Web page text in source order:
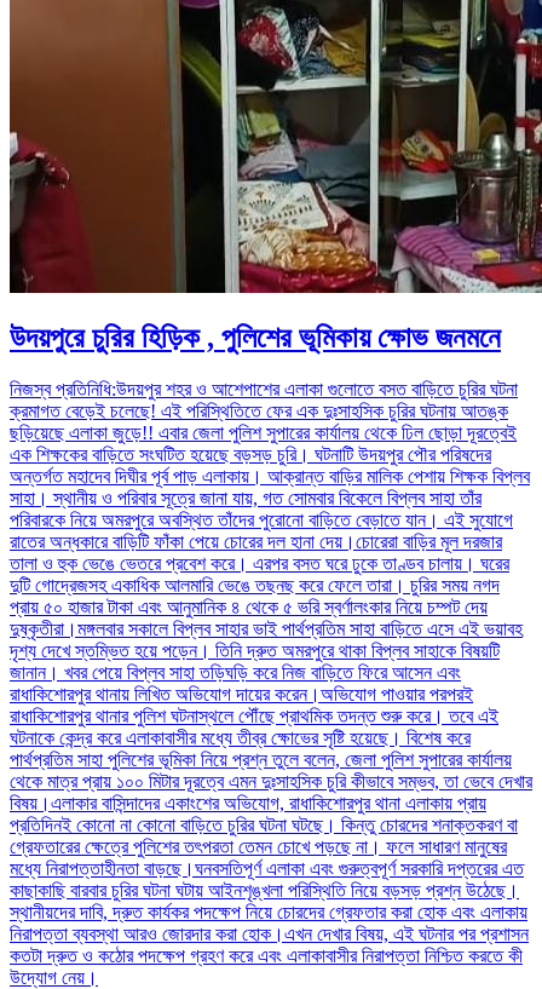
উদয়পুরে চুরির হিড়িক , পুলিশের ভূমিকায় ক্ষোভ জনমনে
নিজস্ব প্রতিনিধি:উদয়পুর শহর ও আশেপাশের এলাকা গুলোতে বসত বাড়িতে চুরির ঘটনা
ক্রমাগত বেড়েই চলেছে! এই পরিস্থিতিতে ফের এক দুঃসাহসিক চুরির ঘটনায় আতঙ্ক
ছড়িয়েছে এলাকা জুড়ে!! এবার জেলা পুলিশ সুপারের কার্যালয় থেকে ঢিল ছোড়া দূরত্বেই
এক শিক্ষকের বাড়িতে সংঘটিত হয়েছে বড়সড় চুরি। ঘটনাটি উদয়পুর পৌর পরিষদের
অন্তর্গত মহাদেব দিঘীর পূর্ব পাড় এলাকায়। আক্রান্ত বাড়ির মালিক পেশায় শিক্ষক বিপ্লব
সাহা। স্থানীয় ও পরিবার সূত্রে জানা যায়, গত সোমবার বিকেলে বিপ্লব সাহা তাঁর
পরিবারকে নিয়ে অমরপুরে অবস্থিত তাঁদের পুরোনো বাড়িতে বেড়াতে যান। এই সুযোগে
রাতের অন্ধকারে বাড়িটি ফাঁকা পেয়ে চোরের দল হানা দেয়।চোরেরা বাড়ির মূল দরজার
তালা ও হুক ভেঙে ভেতরে প্রবেশ করে। এরপর বসত ঘরে ঢুকে তাণ্ডব চালায়। ঘরের
দুটি গোদ্রেজসহ একাধিক আলমারি ভেঙে তছনছ করে ফেলে তারা। চুরির সময় নগদ
প্রায় ৫০ হাজার টাকা এবং আনুমানিক ৪ থেকে ৫ ভরি স্বর্ণালংকার নিয়ে চম্পট দেয়
দুষ্কৃতীরা।মঙ্গলবার সকালে বিপ্লব সাহার ভাই পার্থপ্রতিম সাহা বাড়িতে এসে এই ভয়াবহ
দৃশ্য দেখে স্তম্ভিত হয়ে পড়েন। তিনি দ্রুত অমরপুরে থাকা বিপ্লব সাহাকে বিষয়টি
জানান। খবর পেয়ে বিপ্লব সাহা তড়িঘড়ি করে নিজ বাড়িতে ফিরে আসেন এবং
রাধাকিশোরপুর থানায় লিখিত অভিযোগ দায়ের করেন।অভিযোগ পাওয়ার পরপরই
রাধাকিশোরপুর থানার পুলিশ ঘটনাস্থলে পৌঁছে প্রাথমিক তদন্ত শুরু করে। তবে এই
ঘটনাকে কেন্দ্র করে এলাকাবাসীর মধ্যে তীব্র ক্ষোভের সৃষ্টি হয়েছে। বিশেষ করে
পার্থপ্রতিম সাহা পুলিশের ভূমিকা নিয়ে প্রশ্ন তুলে বলেন, জেলা পুলিশ সুপারের কার্যালয়
থেকে মাত্র প্রায় ১০০ মিটার দূরত্বে এমন দুঃসাহসিক চুরি কীভাবে সম্ভব, তা ভেবে দেখার
বিষয়।এলাকার বাসিন্দাদের একাংশের অভিযোগ, রাধাকিশোরপুর থানা এলাকায় প্রায়
প্রতিদিনই কোনো না কোনো বাড়িতে চুরির ঘটনা ঘটছে। কিন্তু চোরদের শনাক্তকরণ বা
গ্রেফতারের ক্ষেত্রে পুলিশের তৎপরতা তেমন চোখে পড়ছে না। ফলে সাধারণ মানুষের
মধ্যে নিরাপত্তাহীনতা বাড়ছে।ঘনবসতিপূর্ণ এলাকা এবং গুরুত্বপূর্ণ সরকারি দপ্তরের এত
কাছাকাছি বারবার চুরির ঘটনা ঘটায় আইনশৃঙ্খলা পরিস্থিতি নিয়ে বড়সড় প্রশ্ন উঠেছে।
স্থানীয়দের দাবি, দ্রুত কার্যকর পদক্ষেপ নিয়ে চোরদের গ্রেফতার করা হোক এবং এলাকায়
নিরাপত্তা ব্যবস্থা আরও জোরদার করা হোক।এখন দেখার বিষয়, এই ঘটনার পর প্রশাসন
কতটা দ্রুত ও কঠোর পদক্ষেপ গ্রহণ করে এবং এলাকাবাসীর নিরাপত্তা নিশ্চিত করতে কী
উদ্যোগ নেয়।